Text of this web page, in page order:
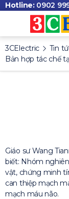
Hotline: 0902
3CElectric Tin
Bản hợp tác chế
Giáo sư Wang
biết: Nhóm
vật, chứng minh
can thiệp mạch
mạch máu não.